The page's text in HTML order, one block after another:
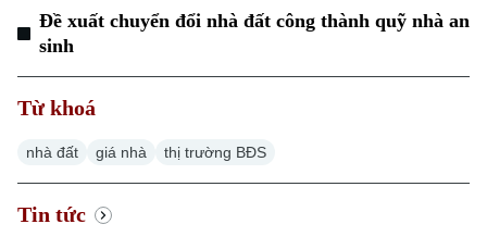
Đề xuất chuyển đổi nhà đất công thành quỹ nhà an
sinh
Từ khoá
nhà đất giá nhà thị trường BĐS
Tin tức